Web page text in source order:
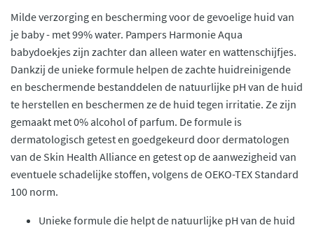
Milde verzorging en bescherming voor de gevoelige huid van
je baby - met 99% water. Pampers Harmonie Aqua
babydoekjes zijn zachter dan alleen water en wattenschijfjes.
Dankzij de unieke formule helpen de zachte huidreinigende
en beschermende bestanddelen de natuurlijke pH van de huid
te herstellen en beschermen ze de huid tegen irritatie. Ze zijn
gemaakt met 0% alcohol of parfum. De formule is
dermatologisch getest en goedgekeurd door dermatologen
van de Skin Health Alliance en getest op de aanwezigheid van
eventuele schadelijke stoffen, volgens de OEKO-TEX Standard
100 norm.
Unieke formule die helpt de natuurlijke pH van de huid